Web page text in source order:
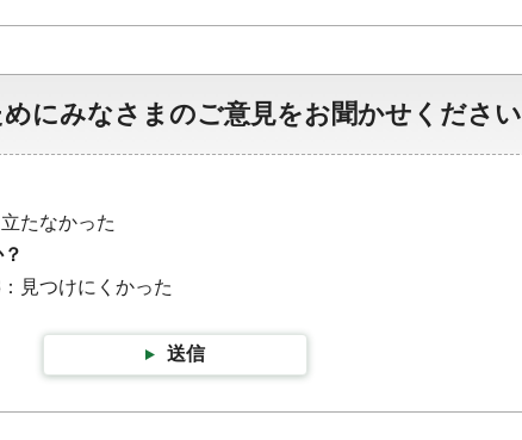
にみなさまのご意見をお聞かせください
たなかった
見つけにくかった
送信